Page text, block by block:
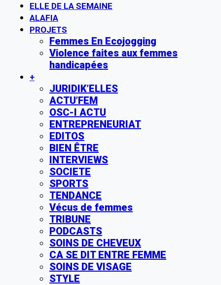
ELLE DE LA SEMAINE
ALAFIA
PROJETS
Femmes En Ecojogging
Violence faites aux femmes
handicapées
+
JURIDIK’ELLES
ACTU’FEM
OSC-I ACTU
ENTREPRENEURIAT
EDITOS
BIEN ÊTRE
INTERVIEWS
SOCIETE
SPORTS
TENDANCE
Vécus de femmes
TRIBUNE
PODCASTS
SOINS DE CHEVEUX
CA SE DIT ENTRE FEMME
SOINS DE VISAGE
STYLE